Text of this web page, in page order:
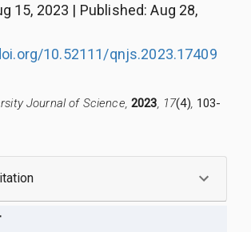
15, 2023 | Published: Aug 28,
10.52111/qnjs.2023.17409
Journal of Science, 2023, 17(4), 103-